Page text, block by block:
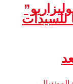
للسيدات